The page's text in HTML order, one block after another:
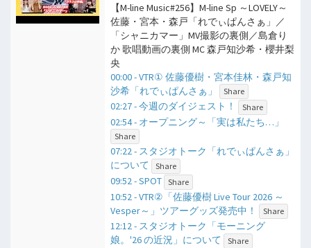
【M-line Music#256】M-line Sp ～LOVELY～
佐藤・宮本・森戸「れでぃぱんさぁ」／
「シャニカマー」MV撮影の裏側／島倉り
か 歌唱動画の裏側 MC 森戸知沙希・櫻井梨
央
00:00 - VTR① 佐藤優樹・宮本佳林・森戸知
沙希「れでぃぱんさぁ」
Share
02:27 - 今週のダイジェスト！ Share
02:54 - オープニング～「実は私たち…」
Share
07:22 - スタジオトーク「れでぃぱんさぁ」
について
Share
09:52 - SPOT Share
10:52 - VTR②「佐藤優樹 Live Tour 2026 ～
Vesper～」ツアーグッズ発売中！
Share
12:12 - スタジオトーク「モーニング
娘。'26 の近況」について
Share